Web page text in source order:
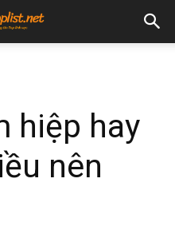
hiệp hay
nên